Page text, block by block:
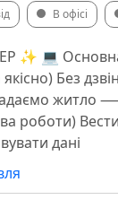
В офісі
✨ 💻
якісно) Без
роботи)
дані